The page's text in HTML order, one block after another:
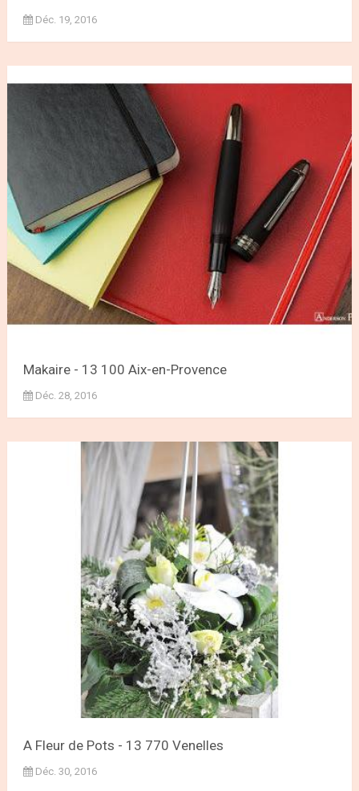
Déc. 19, 2016
Makaire - 13 100 Aix-en-Provence
Déc. 28, 2016
A Fleur de Pots - 13 770 Venelles
Déc. 30, 2016